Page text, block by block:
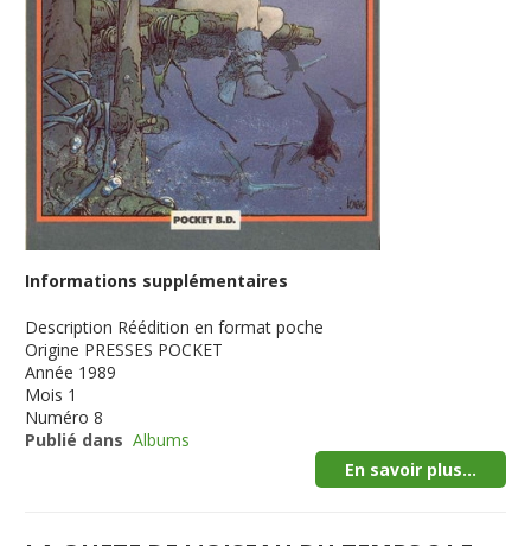
Informations supplémentaires
Description Réédition en format poche
Origine PRESSES POCKET
Année 1989
Mois 1
Numéro 8
Publié dans Albums
En savoir plus...